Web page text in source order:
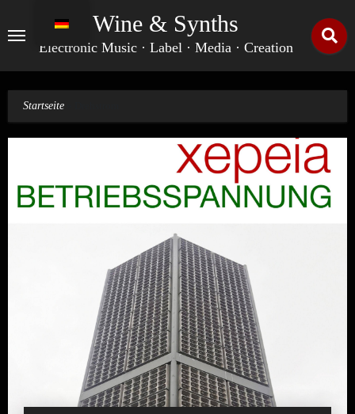
springen
Wine & Synths
Electronic Music · Label · Media · Creation
Startseite